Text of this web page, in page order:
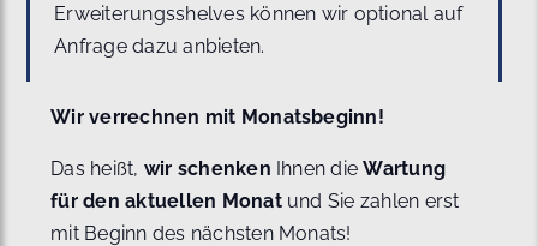
Erweiterungsshelves können wir optional auf
Anfrage dazu anbieten.
Wir verrechnen mit Monatsbeginn!
Das heißt, wir schenken Ihnen dieWartung
für den aktuellen Monat und Sie zahlen erst
mit Beginn des nächsten Monats!